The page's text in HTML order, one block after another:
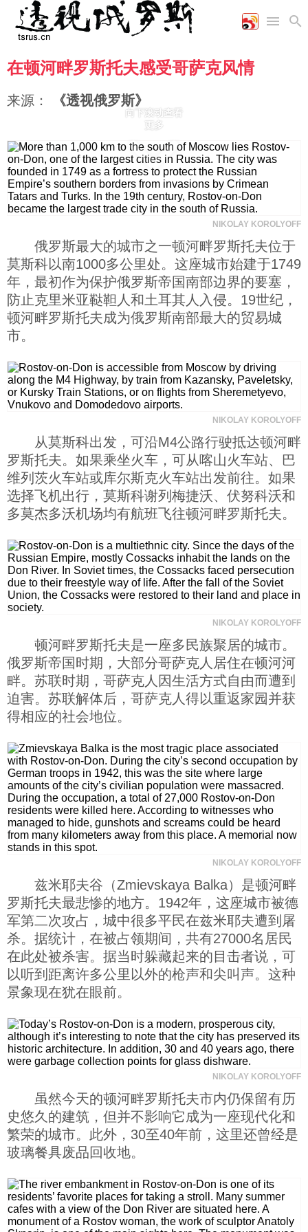
首页
国际
时政
军事
空军
海军
评论
经济
财经
商业
农业
科技
社会
文艺
教育
历史
体育
旅游
视听
图片新闻
高清图片
图表
在顿河畔罗斯托夫感受哥萨克风情
来源： 《透视俄罗斯》
向下滚动查看
更多
NIKOLAY KOROLYOFF
俄罗斯最大的城市之一顿河畔罗斯托夫位于
莫斯科以南1000多公里处。这座城市始建于1749
年，最初作为保护俄罗斯帝国南部边界的要塞，
防止克里米亚鞑靼人和土耳其人入侵。19世纪，
顿河畔罗斯托夫成为俄罗斯南部最大的贸易城
市。
NIKOLAY KOROLYOFF
从莫斯科出发，可沿M4公路行驶抵达顿河畔
罗斯托夫。如果乘坐火车，可从喀山火车站、巴
维列茨火车站或库尔斯克火车站出发前往。如果
选择飞机出行，莫斯科谢列梅捷沃、伏努科沃和
多莫杰多沃机场均有航班飞往顿河畔罗斯托夫。
NIKOLAY KOROLYOFF
顿河畔罗斯托夫是一座多民族聚居的城市。
俄罗斯帝国时期，大部分哥萨克人居住在顿河河
畔。苏联时期，哥萨克人因生活方式自由而遭到
迫害。苏联解体后，哥萨克人得以重返家园并获
得相应的社会地位。
NIKOLAY KOROLYOFF
兹米耶夫谷（Zmievskaya Balka）是顿河畔
罗斯托夫最悲惨的地方。1942年，这座城市被德
军第二次攻占，城中很多平民在兹米耶夫遭到屠
杀。据统计，在被占领期间，共有27000名居民
在此处被杀害。据当时躲藏起来的目击者说，可
以听到距离许多公里以外的枪声和尖叫声。这种
景象现在犹在眼前。
NIKOLAY KOROLYOFF
虽然今天的顿河畔罗斯托夫市内仍保留有历
史悠久的建筑，但并不影响它成为一座现代化和
繁荣的城市。此外，30至40年前，这里还曾经是
玻璃餐具废品回收地。